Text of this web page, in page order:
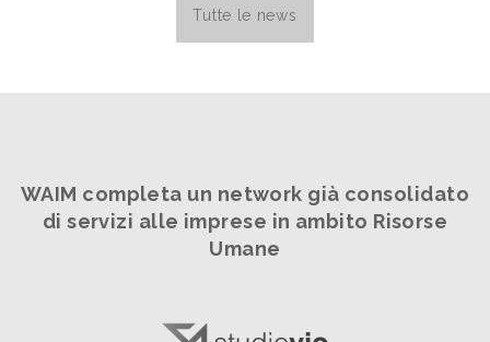
Tutte le news
WAIM completa un network già consolidato
di servizi alle imprese in ambito Risorse
Umane